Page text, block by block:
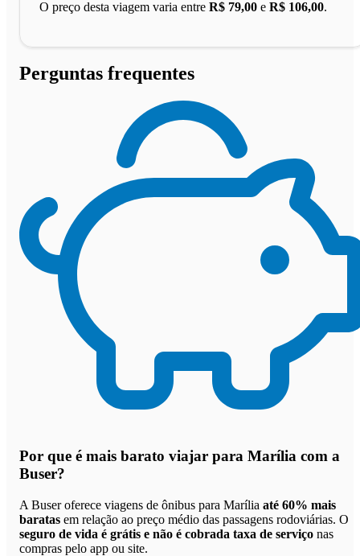
O preço desta viagem varia entre R$ 79,00 e R$ 106,00.
Perguntas frequentes
Por que é mais barato viajar para Marília com a
Buser?
A Buser oferece viagens de ônibus para Marília até 60% mais
baratas em relação ao preço médio das passagens rodoviárias. O
seguro de vida é grátis e não é cobrada taxa de serviço nas
compras pelo app ou site.